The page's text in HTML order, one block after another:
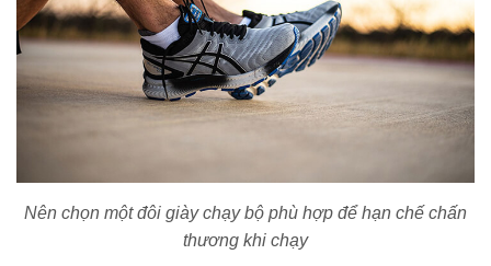
Nên chọn một đôi giày chạy bộ phù hợp để hạn chế chấn
thương khi chạy